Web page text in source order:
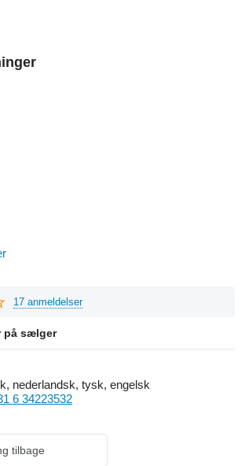
from basic to field ready. We have wear &
and experience to solve any technical
17 anmeldelser
på sælger
nederlandsk, tysk, engelsk
6 34223532
tilbage